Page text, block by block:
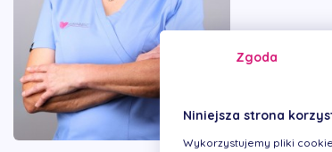
Zgoda
Niniejsza strona
Wykorzystujemy pliki